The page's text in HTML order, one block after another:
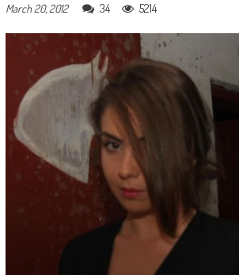
March 20, 2012
34 5214